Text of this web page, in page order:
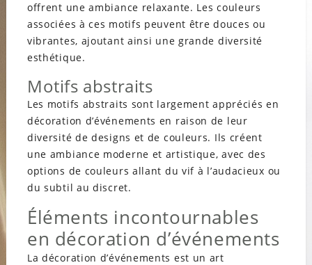
offrent une ambiance relaxante. Les couleurs
associées à ces motifs peuvent être douces ou
vibrantes, ajoutant ainsi une grande diversité
esthétique.
Motifs abstraits
Les motifs abstraits sont largement appréciés en
décoration d’événements en raison de leur
diversité de designs et de couleurs. Ils créent
une ambiance moderne et artistique, avec des
options de couleurs allant du vif à l’audacieux ou
du subtil au discret.
Éléments incontournables
en décoration d’événements
La décoration d’événements est un art